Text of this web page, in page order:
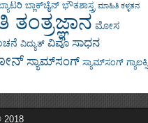
ಬ್ಲಾಕ್‌ಚೈನ್ ಭೌತಶಾಸ್ತ್ರ ಮಾಹಿತಿ ಕಳ್ಳತನ
ಮೋಸ
ವಿದ್ಯುತ್ ವಿವೊ ಸಾಧನ
ಸ್ಯಾಮ್‌ಸಂಗ್ ಸ್ಯಾಮ್‌ಸಂಗ್ ಗ್ಯಾಲಕ್ಸಿ
2018